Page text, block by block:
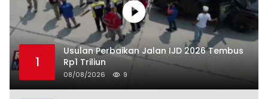
1
Usulan Perbaikan Jalan IJD 2026 Tembus
Rp1 Triliun
08/08/2026 9